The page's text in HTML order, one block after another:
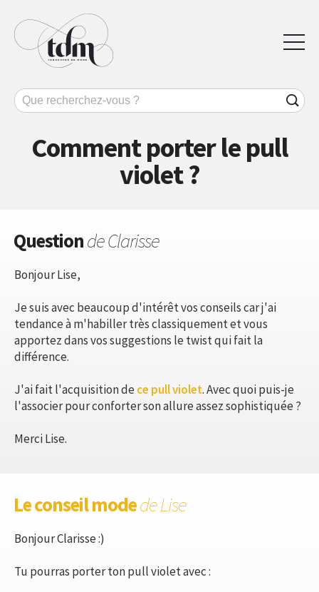
Comment porter le pull
violet ?
Questionde Clarisse
Bonjour Lise,
Je suis avec beaucoup d'intérêt vos conseils car j'ai
tendance à m'habiller très classiquement et vous
apportez dans vos suggestions le twist qui fait la
différence.
J'ai fait l'acquisition dece pull violet. Avec quoi puis-je
l'associer pour conforter son allure assez sophistiquée ?
Merci Lise.
Le conseil modede Lise
Bonjour Clarisse :)
Tu pourras porter ton pull violet avec :